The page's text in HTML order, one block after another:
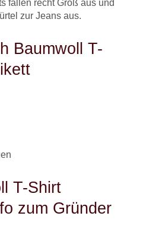
fallen recht Groß aus und
zur Jeans aus.
Baumwoll T-
T-Shirt
zum Gründer